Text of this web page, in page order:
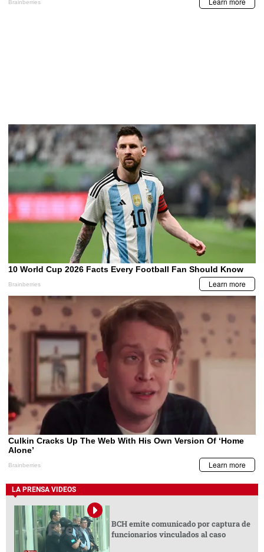
LA PRENSA VIDEOS
BCH emite comunicado por captura de
funcionarios vinculados al caso